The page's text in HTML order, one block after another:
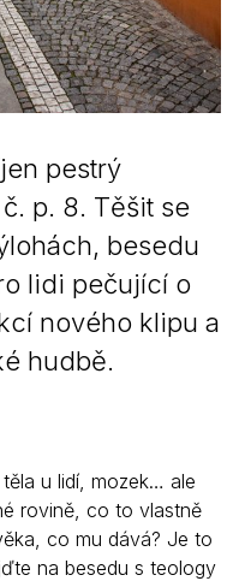
pestrý
p. 8. Těšit se
besedu
lidi pečující o
nového klipu a
hudbě.
u lidí, mozek… ale
rovině, co to vlastně
co mu dává? Je to
na besedu s teology